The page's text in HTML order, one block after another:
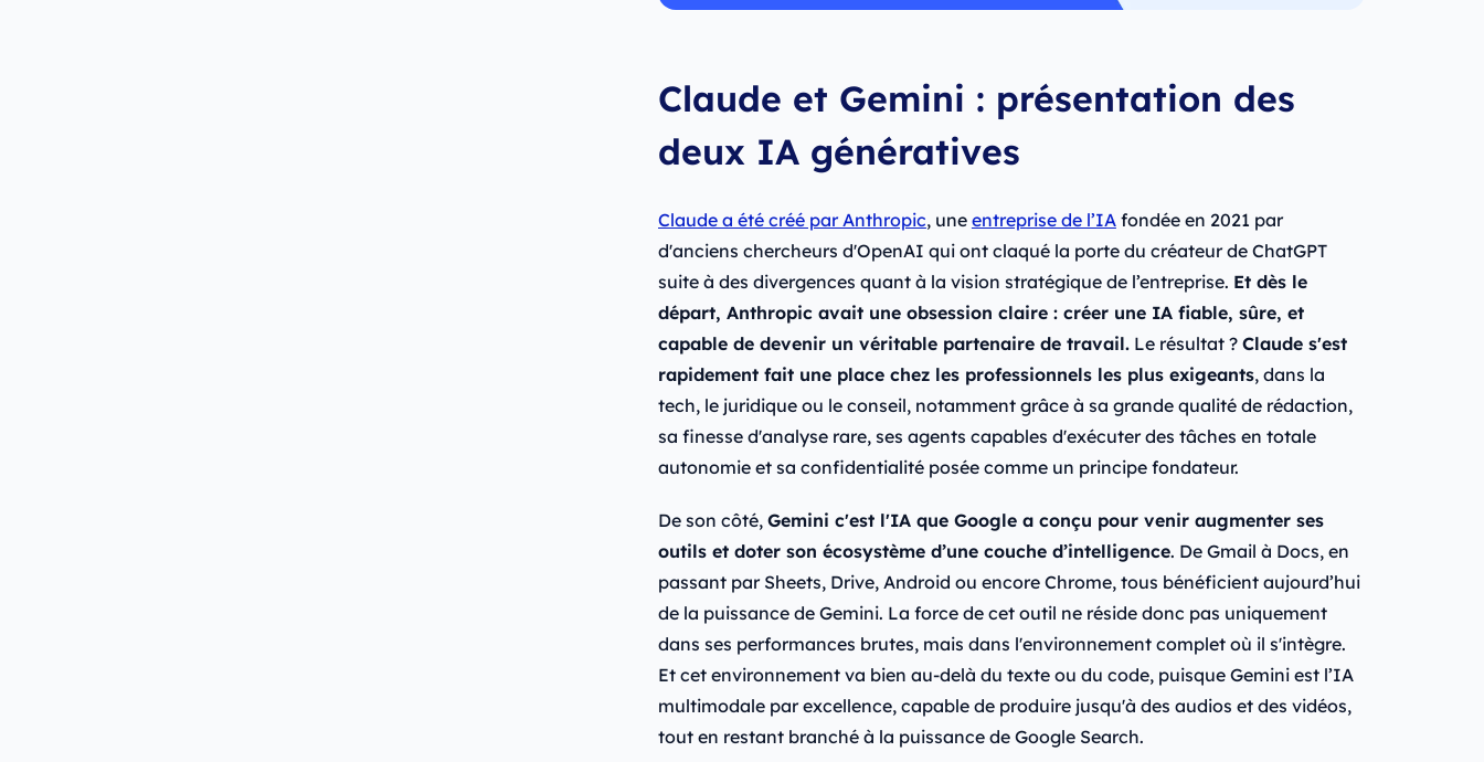
Claude et Gemini : présentation des
deux IA génératives
Claude a été créé par Anthropic, une entreprise de l’IAfondée en 2021 par
d'anciens chercheurs d'OpenAI qui ont claqué la porte du créateur de ChatGPT
suite à des divergences quant à la vision stratégique de l’entreprise. Et dès le
départ, Anthropic avait une obsession claire : créer une IA fiable, sûre, et
capable de devenir un véritable partenaire de travail.Le résultat ? Claude s'est
rapidement fait une place chez les professionnels les plus exigeants, dans la
tech, le juridique ou le conseil, notamment grâce à sa grande qualité de rédaction,
sa finesse d'analyse rare, ses agents capables d'exécuter des tâches en totale
autonomie et sa confidentialité posée comme un principe fondateur.
De son côté, Gemini c'est l'IA que Google a conçu pour venir augmenter ses
outils et doter son écosystème d’une couche d’intelligence. De Gmail à Docs, en
passant par Sheets, Drive, Android ou encore Chrome, tous bénéficient aujourd’hui
de la puissance de Gemini. La force de cet outil ne réside donc pas uniquement
dans ses performances brutes, mais dans l'environnement complet où il s'intègre.
Et cet environnement va bien au-delà du texte ou du code, puisque Gemini est l’IA
multimodale par excellence, capable de produire jusqu'à des audios et des vidéos,
tout en restant branché à la puissance de Google Search.